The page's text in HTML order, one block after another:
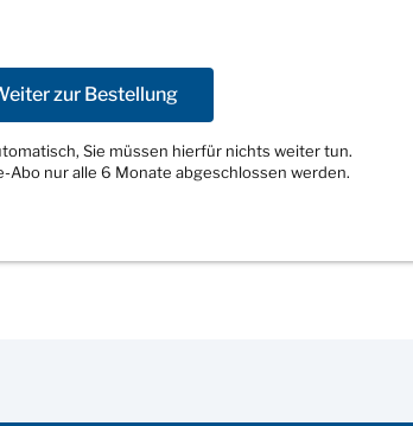
zur Bestellung
Sie müssen hierfür nichts weiter tun.
Abo nur alle 6 Monate abgeschlossen werden.